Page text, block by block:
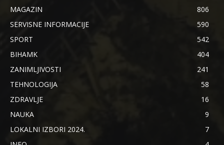
MAGAZIN
806
SERVISNE INFORMACIJE
590
SPORT
542
BIHAMK
404
ZANIMLJIVOSTI
241
TEHNOLOGIJA
58
ZDRAVLJE
16
NAUKA
9
LOKALNI IZBORI 2024.
7